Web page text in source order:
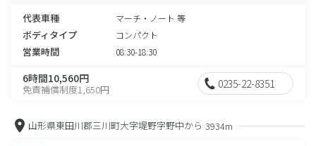
代表車種 マーチ・ノート 等
ボディタイプ コンパクト
営業時間 08:30-18:30
6時間10,560円
免責補償制度1,650円 0235-22-8351
山形県東田川郡三川町大字堤野字野中から 3934m